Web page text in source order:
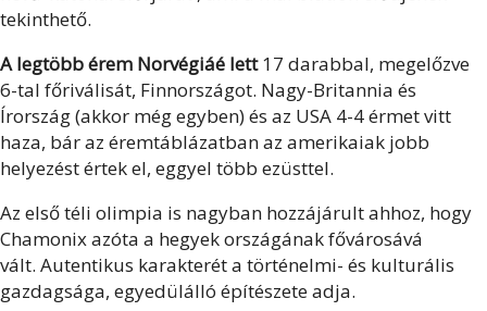
tekinthető.
A legtöbb érem Norvégiáé lett17 darabbal, megelőzve
6-tal főriválisát, Finnországot. Nagy-Britannia és
Írország (akkor még egyben) és az USA 4-4 érmet vitt
haza, bár az éremtáblázatban az amerikaiak jobb
helyezést értek el, eggyel több ezüsttel.
Az első téli olimpia is nagyban hozzájárult ahhoz, hogy
Chamonix azóta a hegyek országának fővárosává
vált. Autentikus karakterét a történelmi- és kulturális
gazdagsága, egyedülálló építészete adja.